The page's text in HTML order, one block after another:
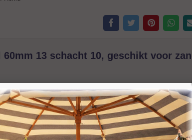
13 schacht 10, geschikt voor
meer info »